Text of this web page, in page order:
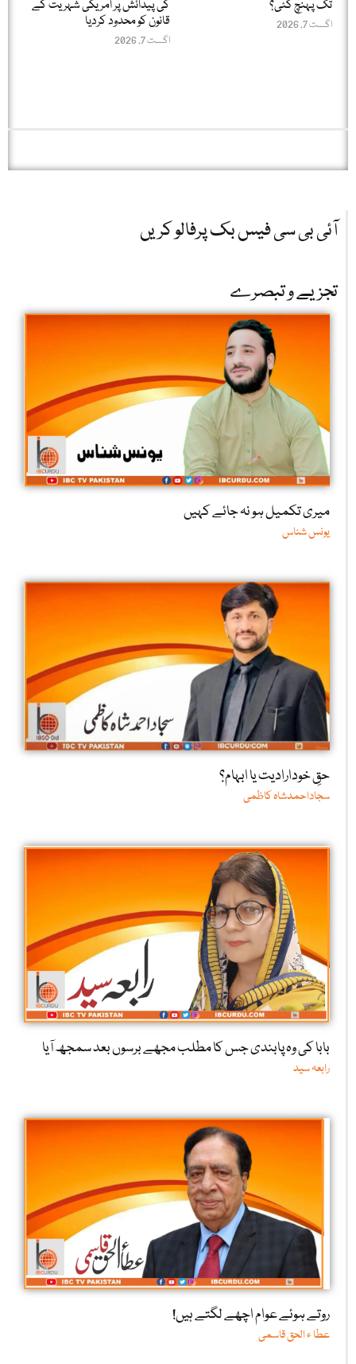
تک پہنچ گئی؟
اگست 7, 2026
کی پیدائش پر امریکی شہریت کے
قانون کو محدود کردیا
اگست 7, 2026
آئی بی سی فیس بک پرفالو کریں
تجزیے و تبصرے
میری تکمیل ہو نہ جائے کہیں
یونس شناس
حقِ خودارادیت یا ابہام؟
سجاداحمدشاہ کاظمی
بابا کی وہ پابندی جس کا مطلب مجھے برسوں بعد سمجھ آیا
رابعہ سید
روتے ہوئے عوام اچھے لگتے ہیں!
عطا ء الحق قاسمی